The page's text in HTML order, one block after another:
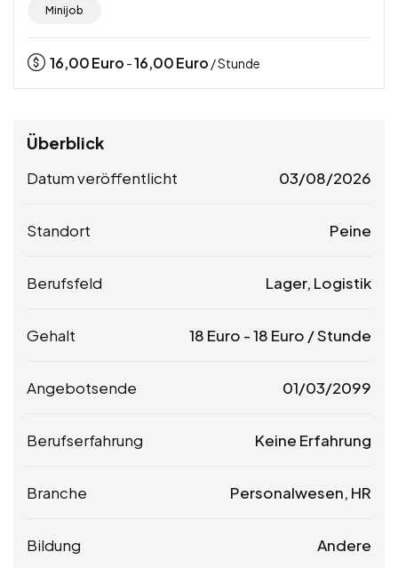
Minijob
16,00Euro -16,00Euro / Stunde
Überblick
Datum veröffentlicht 03/08/2026
Standort Peine
Berufsfeld Lager, Logistik
Gehalt 18 Euro -18 Euro / Stunde
Angebotsende 01/03/2099
Berufserfahrung Keine Erfahrung
Branche Personalwesen, HR
Bildung Andere